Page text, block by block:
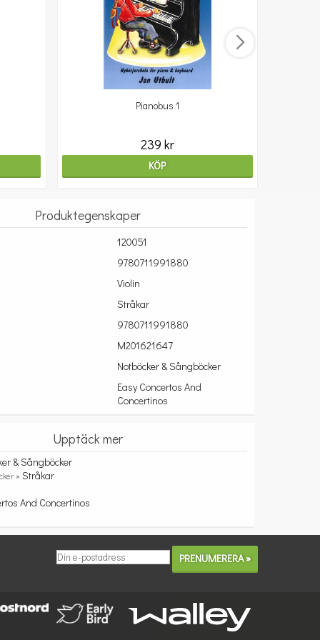
Pianobus 1
239 kr
KÖP
Produktegenskaper
120051
9780711991880
Violin
Stråkar
9780711991880
M201621647
Notböcker & Sångböcker
Easy Concertos And
Concertinos
Upptäck mer
& Sångböcker
»Stråkar
And Concertinos